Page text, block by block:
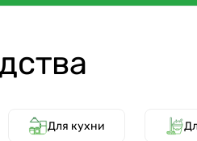
Для кухни